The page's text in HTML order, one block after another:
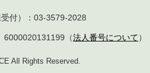
付）：03-3579-2028
6000020131199（法人番号について ）
All Rights Reserved.